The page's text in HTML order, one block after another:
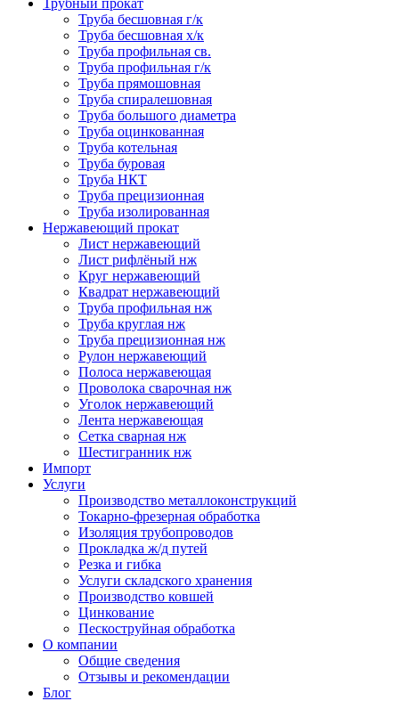
Труба бесшовная г/к
Труба бесшовная х/к
Труба профильная св.
Труба профильная г/к
Труба прямошовная
Труба спиралешовная
Труба большого диаметра
Труба оцинкованная
Труба котельная
Труба буровая
Труба НКТ
Труба прецизионная
Труба изолированная
Нержавеющий прокат
Лист нержавеющий
Лист рифлёный нж
Круг нержавеющий
Квадрат нержавеющий
Труба профильная нж
Труба круглая нж
Труба прецизионная нж
Рулон нержавеющий
Полоса нержавеющая
Проволока сварочная нж
Уголок нержавеющий
Лента нержавеющая
Сетка сварная нж
Шестигранник нж
Импорт
Услуги
Производство металлоконструкций
Токарно-фрезерная обработка
Изоляция трубопроводов
Прокладка ж/д путей
Резка и гибка
Услуги складского хранения
Производство ковшей
Цинкование
Пескоструйная обработка
О компании
Общие сведения
Отзывы и рекомендации
Блог